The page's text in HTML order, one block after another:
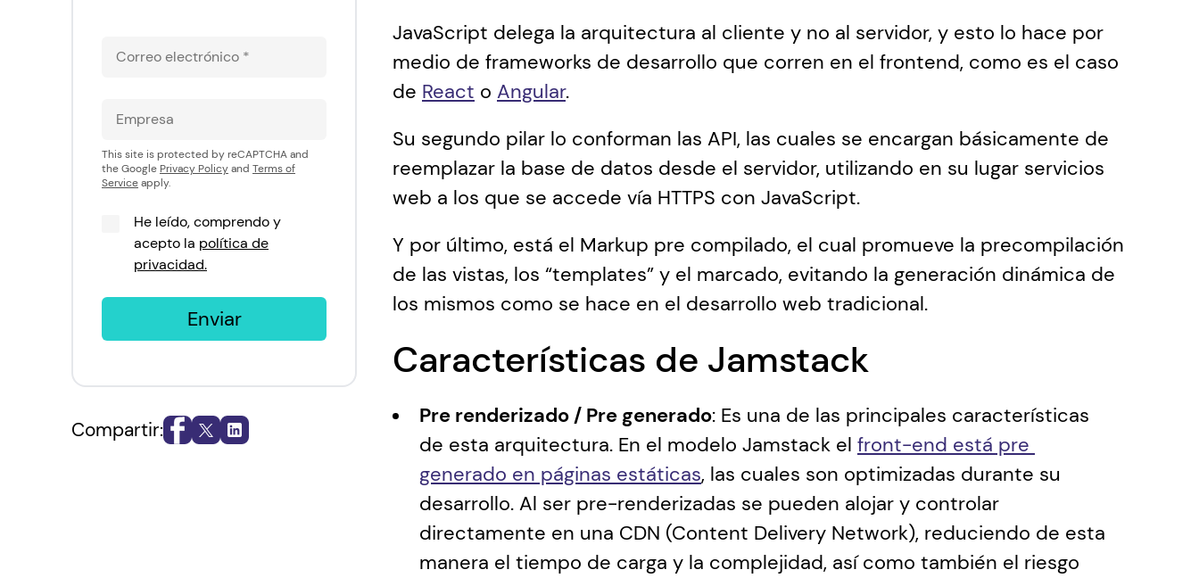
This site is protected by reCAPTCHA and
the Google Privacy Policyand Terms of
Serviceapply.
He leído, comprendo y
acepto la política de
privacidad.
Enviar
Compartir:
JavaScript delega la arquitectura al cliente y no al servidor, y esto lo hace por
medio de frameworks de desarrollo que corren en el frontend, como es el caso
de React o Angular.
Su segundo pilar lo conforman las API, las cuales se encargan básicamente de
reemplazar la base de datos desde el servidor, utilizando en su lugar servicios
web a los que se accede vía HTTPS con JavaScript.
Y por último, está el Markup pre compilado, el cual promueve la precompilación
de las vistas, los “templates” y el marcado, evitando la generación dinámica de
los mismos como se hace en el desarrollo web tradicional.
Características de Jamstack
Pre renderizado / Pre generado: Es una de las principales características
de esta arquitectura. En el modelo Jamstack el front-end está pre
generado en páginas estáticas, las cuales son optimizadas durante su
desarrollo. Al ser pre-renderizadas se pueden alojar y controlar
directamente en una CDN (Content Delivery Network), reduciendo de esta
manera el tiempo de carga y la complejidad, así como también el riesgo